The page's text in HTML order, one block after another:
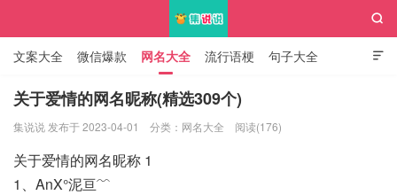

文案大全 微信爆款 网名大全 流行语梗 句子大全
知识大全

关于爱情的网名昵称(精选309个)
集说说 发布于 2023-04-01 分类： 网名大全 阅读(176)
关于爱情的网名昵称 1
1、AnX°泥亘﹌